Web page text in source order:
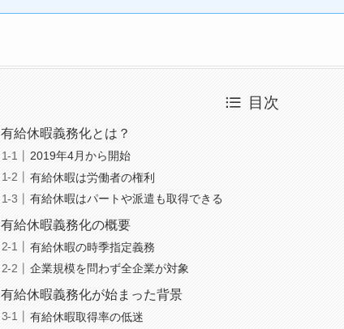
目次
有給休暇義務化とは？
2019年4月から開始
有給休暇は労働者の権利
有給休暇はパートや派遣も取得できる
有給休暇義務化の概要
有給休暇の時季指定義務
企業規模を問わず全企業が対象
有給休暇義務化が始まった背景
有給休暇取得率の低迷